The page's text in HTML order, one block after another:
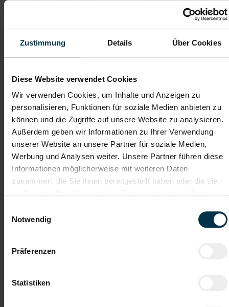
Zustimmung Details Über Cookies
Diese Website verwendet Cookies
Wir verwenden Cookies, um Inhalte und Anzeigen zu
personalisieren, Funktionen für soziale Medien anbieten zu
können und die Zugriffe auf unsere Website zu analysieren.
Außerdem geben wir Informationen zu Ihrer Verwendung
unserer Website an unsere Partner für soziale Medien,
Werbung und Analysen weiter. Unsere Partner führen diese
Informationen möglicherweise mit weiteren Daten
zusammen, die Sie ihnen bereitgestellt haben oder die sie
Notwendig
Präferenzen
Statistiken
mit nur 1 Bewerbung
Soziale Absicherung durch
Tolle Aus- und
Weitere interessante Jobmöglichkeiten
Produktionsmitarbeiter in Lannach im Bereich Zuschnitt -
Vollzeit (m/w/d)
ab EUR 14,73